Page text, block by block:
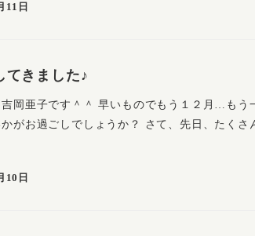
11日
てきました♪
岡亜子です＾＾ 早いものでもう１２月…もう
がお過ごしでしょうか？ さて、先日、たくさ
10日